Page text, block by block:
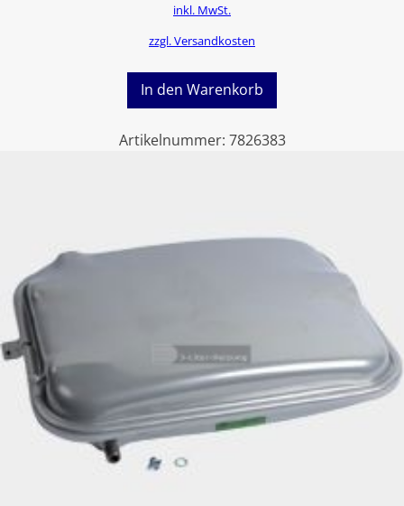
inkl. MwSt.
zzgl. Versandkosten
In den Warenkorb
Artikelnummer: 7826383